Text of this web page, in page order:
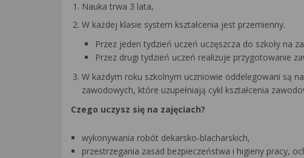
Nauka trwa 3 lata,
W każdej klasie system kształcenia jest przemienny.
Przez jeden tydzień uczeń uczęszcza do szkoły na
Przez drugi tydzień uczeń realizuje przygotowanie
W każdym roku szkolnym uczniowie oddelegowani są
zawodowych, które uzupełniają cykl kształcenia
Czego uczysz się na zajęciach?
wykonywania robót dekarsko-blacharskich,
przestrzegania zasad bezpieczeństwa i higieny pracy,